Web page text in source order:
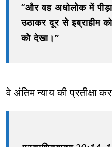
“और वह अधोलोक में
उठाकर दूर से इब्राहीम
को देखा।”
वे अंतिम न्याय की प्रतीक्षा